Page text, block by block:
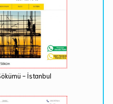
- İstanbul